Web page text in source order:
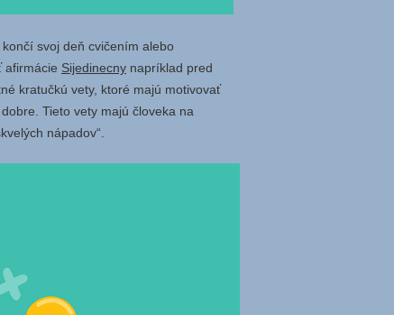
svoj deň cvičením alebo
afirmácie Sijedinecny napríklad pred
kratučkú vety, ktoré majú motivovať
Tieto vety majú človeka na
nápadov“.